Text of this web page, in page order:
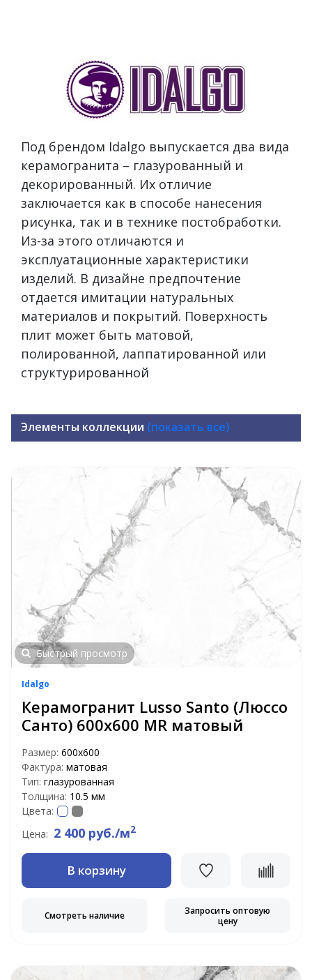
Под брендом Idalgo выпускается два вида
керамогранита – глазурованный и
декорированный. Их отличие
заключается как в способе нанесения
рисунка, так и в технике постобработки.
Из-за этого отличаются и
эксплуатационные характеристики
изделий. В дизайне предпочтение
отдается имитации натуральных
материалов и покрытий. Поверхность
плит может быть матовой,
полированной, лаппатированной или
структурированной
Элементы коллекции (показать все)
Быстрый просмотр
Idalgo
Керамогранит Lusso Santo (Люссо
Санто) 600х600 MR матовый
Размер: 600х600
Фактура: матовая
Тип: глазурованная
Толщина: 10.5 мм
Цвета:
Цена: 2 400 руб./м2
В корзину
Смотреть наличие
Запросить оптовую
цену